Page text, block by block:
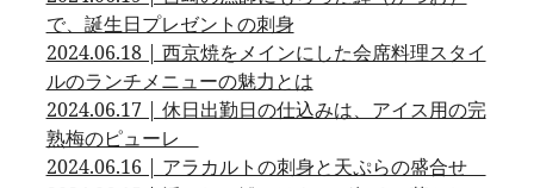
で、誕生日プレゼントの刺身
2024.06.18 | 西京焼をメインにした会席料理スタイ
ルのランチメニューの魅力とは
2024.06.17 | 休日出勤日の仕込みは、アイス用の完
熟梅のピューレ
2024.06.16 | アラカルトの刺身と天ぷらの盛合せ